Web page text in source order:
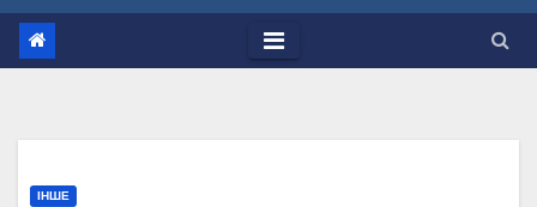
ІНШЕ